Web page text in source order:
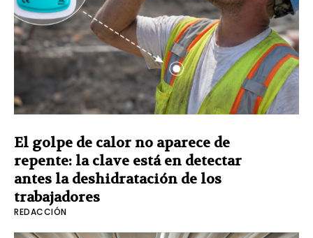
El golpe de calor no aparece de
repente: la clave está en detectar
antes la deshidratación de los
trabajadores
REDACCIÓN